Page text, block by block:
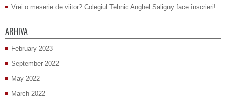
Vrei o meserie de viitor? Colegiul Tehnic Anghel Saligny face înscrieri!
ARHIVA
February 2023
September 2022
May 2022
March 2022